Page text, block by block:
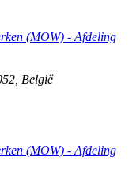
(MOW) - Afdeling
België
(MOW) - Afdeling